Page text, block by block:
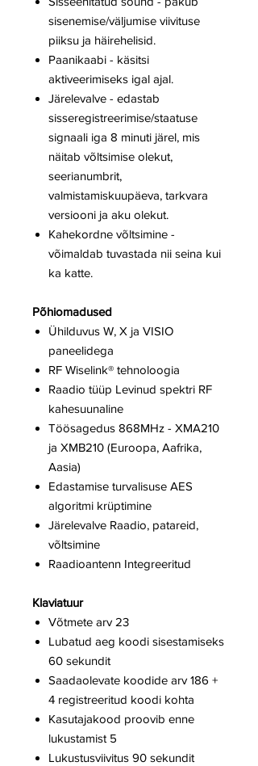
sisenemise/väljumise viivituse
piiksu ja häirehelisid.
Paanikaabi - käsitsi
aktiveerimiseks igal ajal.
Järelevalve - edastab
sisseregistreerimise/staatuse
signaali iga 8 minuti järel, mis
näitab võltsimise olekut,
seerianumbrit,
valmistamiskuupäeva, tarkvara
versiooni ja aku olekut.
Kahekordne võltsimine -
võimaldab tuvastada nii seina kui
ka katte.
Põhiomadused
Ühilduvus W, X ja VISIO
paneelidega
RF Wiselink® tehnoloogia
Raadio tüüp Levinud spektri RF
kahesuunaline
Töösagedus 868MHz - XMA210
ja XMB210 (Euroopa, Aafrika,
Aasia)
Edastamise turvalisuse AES
algoritmi krüptimine
Järelevalve Raadio, patareid,
võltsimine
Raadioantenn Integreeritud
Klaviatuur
Võtmete arv 23
Lubatud aeg koodi sisestamiseks
60 sekundit
Saadaolevate koodide arv 186 +
4 registreeritud koodi kohta
Kasutajakood proovib enne
lukustamist 5
Lukustusviivitus 90 sekundit